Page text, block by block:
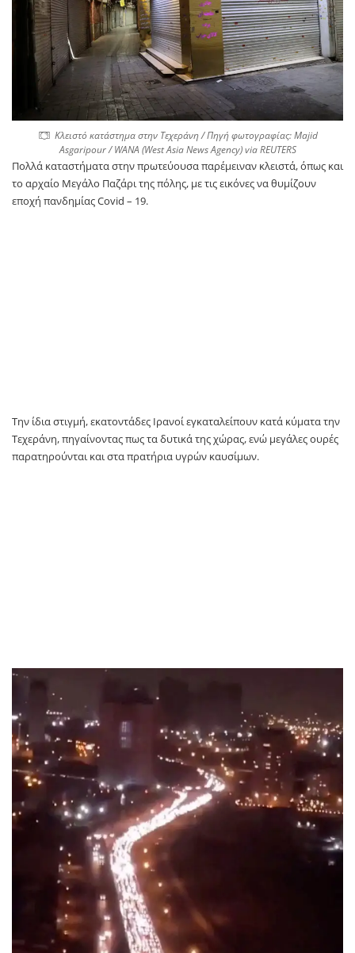
Κλειστό κατάστημα στην Τεχεράνη / Πηγή φωτογραφίας: Majid
Asgaripour / WANA (West Asia News Agency) via REUTERS
Πολλά καταστήματα στην πρωτεύουσα παρέμειναν κλειστά, όπως και
το αρχαίο Μεγάλο Παζάρι της πόλης, με τις εικόνες να θυμίζουν
εποχή πανδημίας Covid – 19.
Tην ίδια στιγμή, εκατοντάδες Ιρανοί εγκαταλείπουν κατά κύματα την
Τεχεράνη, πηγαίνοντας πως τα δυτικά της χώρας, ενώ μεγάλες ουρές
παρατηρούνται και στα πρατήρια υγρών καυσίμων.